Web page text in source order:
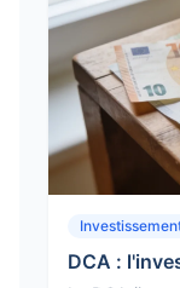
DCA :